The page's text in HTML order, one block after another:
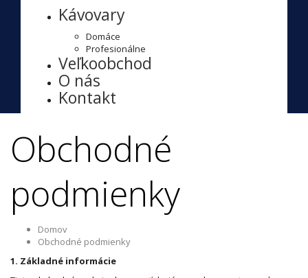
Kávovary
Domáce
Profesionálne
Veľkoobchod
O nás
Kontakt
Obchodné
podmienky
Domov
Obchodné podmienky
1. Základné informácie